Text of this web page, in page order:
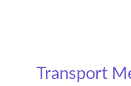
Transport